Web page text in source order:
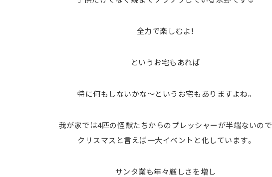
全力で楽しむよ！
というお宅もあれば
特に何もしないかな～というお宅もありますよね。
我が家では4匹の怪獣たちからのプレッシャーが半端ないので
クリスマスと言えば一大イベントと化しています。
サンタ業も年々厳しさを増し